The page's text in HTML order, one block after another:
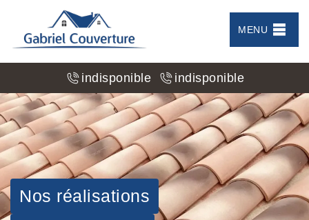
MENU
indisponible indisponible
Nos réalisations